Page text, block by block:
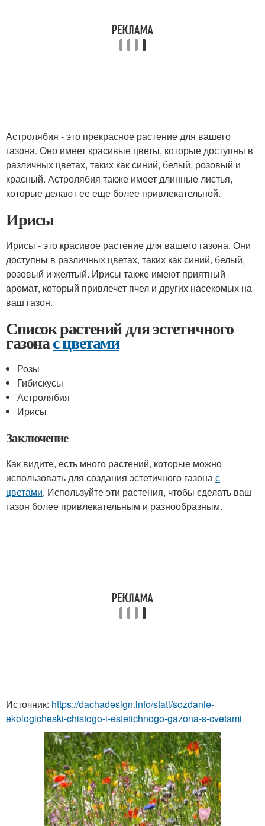
Астролябия - это прекрасное растение для вашего
газона. Оно имеет красивые цветы, которые доступны в
различных цветах, таких как синий, белый, розовый и
красный. Астролябия также имеет длинные листья,
которые делают ее еще более привлекательной.
Ирисы
Ирисы - это красивое растение для вашего газона. Они
доступны в различных цветах, таких как синий, белый,
розовый и желтый. Ирисы также имеют приятный
аромат, который привлечет пчел и других насекомых на
ваш газон.
Список растений для эстетичного
газонас цветами
Розы
Гибискусы
Астролябия
Ирисы
Заключение
Как видите, есть много растений, которые можно
использовать для создания эстетичного газонас
цветами. Используйте эти растения, чтобы сделать ваш
газон более привлекательным и разнообразным.
Источник: https://dachadesign.info/stati/sozdanie-
ekologicheski-chistogo-i-estetichnogo-gazona-s-cvetami